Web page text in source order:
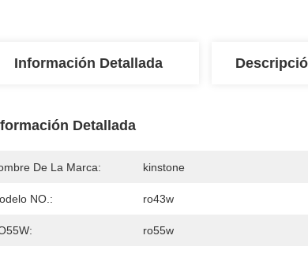
Información Detallada
Detallada
De La Marca: kinstone
NO.: ro43w
ro55w